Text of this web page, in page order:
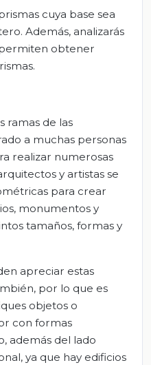
cuya base sea
Además, analizarás
obtener
ramas de las
a muchas personas
realizar numerosas
y artistas se
para crear
monumentos y
tamaños, formas y
apreciar estas
por lo que es
objetos o
con formas
además del lado
ya que hay edificios